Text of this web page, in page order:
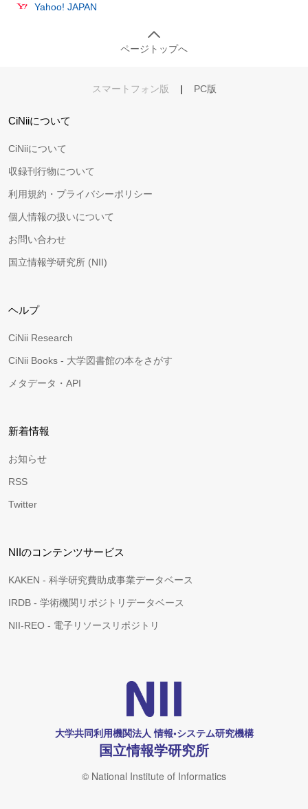
Yahoo! JAPAN
ページトップへ
スマートフォン版 | PC版
CiNiiについて
CiNiiについて
収録刊行物について
利用規約・プライバシーポリシー
個人情報の扱いについて
お問い合わせ
国立情報学研究所 (NII)
ヘルプ
CiNii Research
CiNii Books - 大学図書館の本をさがす
メタデータ・API
新着情報
お知らせ
RSS
Twitter
NIIのコンテンツサービス
KAKEN - 科学研究費助成事業データベース
IRDB - 学術機関リポジトリデータベース
NII-REO - 電子リソースリポジトリ
大学共同利用機関法人 情報•システム研究機構
国立情報学研究所
© National Institute of Informatics